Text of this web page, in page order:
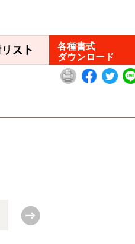
各種書式
ダウンロード